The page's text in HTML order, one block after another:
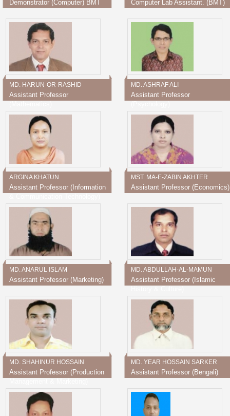
Demonstrator (Computer) BMT Computer Lab Assistant. (BMT)
MD. HARUN-OR-RASHID
Assistant Professor
MD. ASHRAF ALI
Assistant Professor
ARGINA KHATUN
Assistant Professor (Information
MST. MA-E-ZABIN AKHTER
Assistant Professor (Economics)
MD. ANARUL ISLAM
Assistant Professor (Marketing)
MD. ABDULLAH-AL-MAMUN
Assistant Professor (Islamic
MD. SHAHINUR HOSSAIN
Assistant Professor (Production
MD. YEAR HOSSAIN SARKER
Assistant Professor (Bengali)